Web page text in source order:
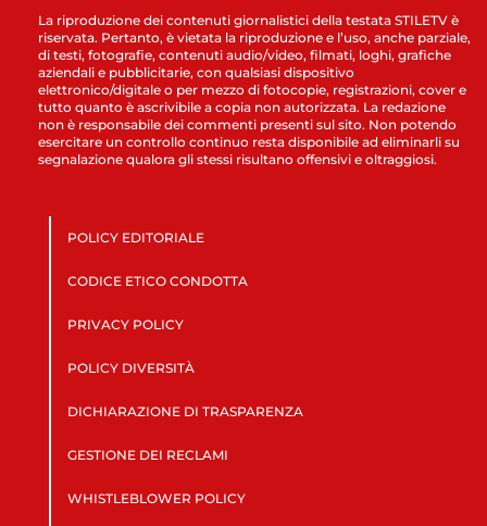
La riproduzione dei contenuti giornalistici della testata STILETV è
riservata. Pertanto, è vietata la riproduzione e l’uso, anche parziale,
di testi, fotografie, contenuti audio/video, filmati, loghi, grafiche
aziendali e pubblicitarie, con qualsiasi dispositivo
elettronico/digitale o per mezzo di fotocopie, registrazioni, cover e
tutto quanto è ascrivibile a copia non autorizzata. La redazione
non è responsabile dei commenti presenti sul sito. Non potendo
esercitare un controllo continuo resta disponibile ad eliminarli su
segnalazione qualora gli stessi risultano offensivi e oltraggiosi.
POLICY EDITORIALE
CODICE ETICO CONDOTTA
PRIVACY POLICY
POLICY DIVERSITÀ
DICHIARAZIONE DI TRASPARENZA
GESTIONE DEI RECLAMI
WHISTLEBLOWER POLICY